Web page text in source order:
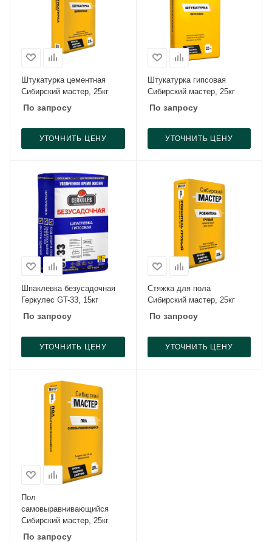
Штукатурка цементная
Сибирский мастер, 25кг
По запросу
УТОЧНИТЬ ЦЕНУ
Штукатурка гипсовая
Сибирский мастер, 25кг
По запросу
УТОЧНИТЬ ЦЕНУ
Шпаклевка безусадочная
Геркулес GT-33, 15кг
По запросу
УТОЧНИТЬ ЦЕНУ
Стяжка для пола
Сибирский мастер, 25кг
По запросу
УТОЧНИТЬ ЦЕНУ
Пол
самовыравнивающийся
Сибирский мастер, 25кг
По запросу